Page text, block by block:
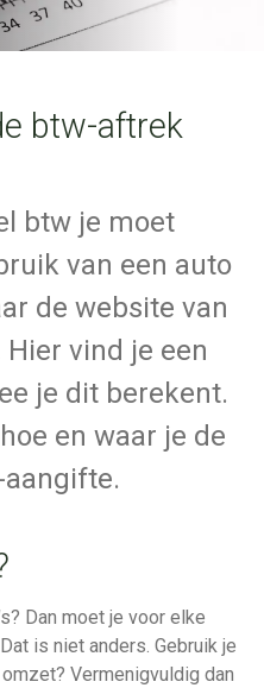
btw-aftrek
btw je moet
van een auto
de website van
vind je een
je dit berekent.
en waar je de
Dan moet je voor elke
is niet anders. Gebruik je
Vermenigvuldig dan